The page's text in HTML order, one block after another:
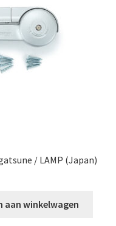
/ LAMP (Japan)
aan winkelwagen